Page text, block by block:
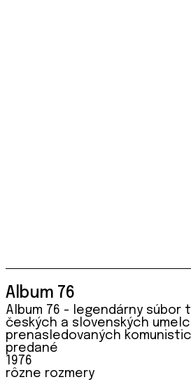
Album 76
Album 76 - legendárny súbor
českých a slovenských
prenasledovaných
predané
1976
rôzne rozmery